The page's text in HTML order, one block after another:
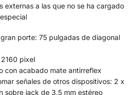
externas a las que no se ha cargado
porte: 75 pulgadas de diagonal
pixel
con acabado mate antirreflex
señales de otros dispositivos: 2 x
sobre jack de 3,5 mm estéreo